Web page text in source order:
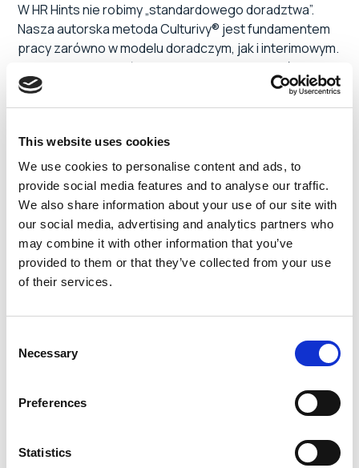
This website uses cookies
We use cookies to personalise content and ads, to
provide social media features and to analyse our traffic.
We also share information about your use of our site with
our social media, advertising and analytics partners who
may combine it with other information that you’ve
provided to them or that they’ve collected from your use
of their services.
Selection
Necessary
Preferences
Statistics
W HR Hints nie robimy „standardowego doradztwa”.
Nasza autorska metoda Culturivy® jest fundamentem
pracy zarówno w modelu doradczym, jak i interimowym.
Pozwala ona ułożyć operacyjny plan zmian, który jest
ściśle skorelowany z realizacją celów strategicznych
firmy.
Tradycyjny konsulting często zapomina o tym, że każda
zaprojektować genialnyproces rekrutacyjny, ale jeśli
menedżerowie nie będą potrafili badać kompetencji
behawioralnych, proces ten pozostanie martwy.
Interim Change Manager, działając według zasad
Culturivy®, dba o to, by doradztwo operacyjne łączyło
się z psychologią organizacji. To pozwala uniknąć
„organizacyjnego długu”, który narasta, gdy procesy